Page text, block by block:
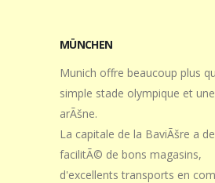
MÜNCHEN
Munich offre beaucoup plus
simple stade olympique et
arÃšne.
La capitale de la BaviÃšre a
facilitÃ© de bons magasins,
d'excellents transports en